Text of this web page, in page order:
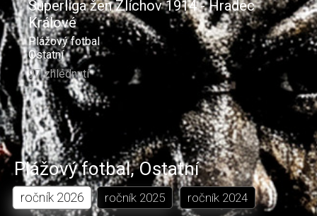
Superliga žen Zlíchov 1914 - Hradec
Králové
Plážový fotbal
Ostatní
97 zhlédnutí
Plážový fotbal,Ostatní
ročník 2026 ročník 2025 ročník 2024